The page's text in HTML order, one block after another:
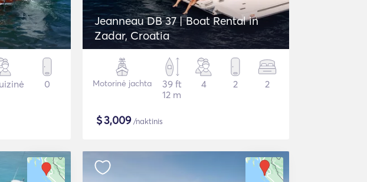
0
Jeanneau DB 37 | Boat Rental in
Zadar, Croatia
Motorinė jachta
39 ft
12 m
4 2 2
$3,009/naktinis